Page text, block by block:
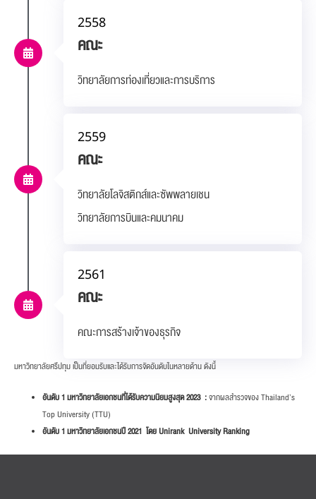
2558
คณะ
วิทยาลัยการท่องเที่ยวและการบริการ
2559
คณะ
วิทยาลัยโลจิสติกส์และซัพพลายเชน
วิทยาลัยการบินและคมนาคม
2561
คณะ
คณะการสร้างเจ้าของธุรกิจ
มหาวิทยาลัยศรีปทุม เป็นที่ยอมรับและได้รับการจัดอันดับในหลายด้าน ดังนี้
อันดับ1 มหาวิทยาลัยเอกชนที่ได้รับความนิยมสูงสุด 2023 :จากผลสำรวจของ Thailand’s
Top University (TTU)
อันดับ1 มหาวิทยาลัยเอกชนปี 2021 โดย Unirank University Ranking